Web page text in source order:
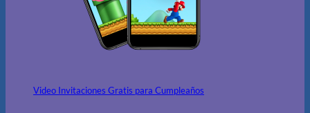
Video Invitaciones Gratis para Cumpleaños